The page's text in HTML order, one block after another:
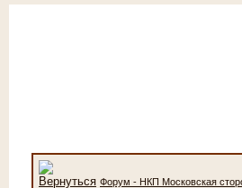
Форум - НКП Московская